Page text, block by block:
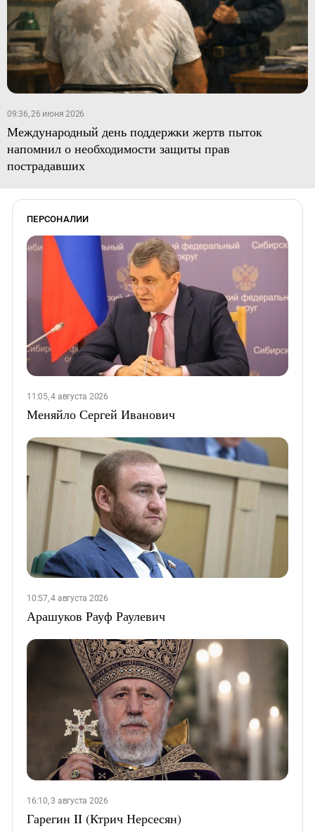
09:36, 26 июня 2026
Международный день поддержки жертв пыток
напомнил о необходимости защиты прав
пострадавших
ПЕРСОНАЛИИ
11:05, 4 августа 2026
Меняйло Сергей Иванович
10:57, 4 августа 2026
Арашуков Рауф Раулевич
16:10, 3 августа 2026
Гарегин II (Ктрич Нерсесян)